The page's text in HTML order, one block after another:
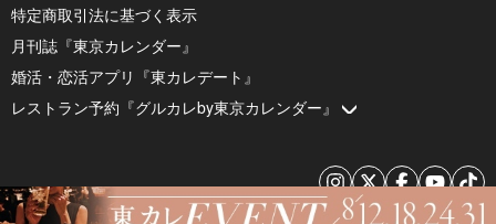
特定商取引法に基づく表示
月刊誌『東京カレンダー』
婚活・恋活アプリ『東カレデート』
レストラン予約『グルカレby東京カレンダー』
© 2026 by Tokyo Calendar, Inc.